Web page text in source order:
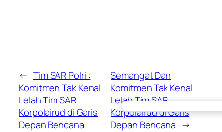
← Tim SAR Polri :
Komitmen Tak Kenal
Lelah Tim SAR
Korpolairud di Garis
Depan Bencana
Semangat Dan
Komitmen Tak Kenal
Lelah Tim SAR
Korpolairud di Garis
Depan Bencana →